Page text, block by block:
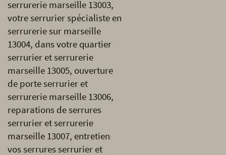
serrurerie marseille 13003,
votre serrurier spécialiste en
serrurerie sur marseille
13004, dans votre quartier
serrurier et serrurerie
marseille 13005, ouverture
de porte serrurier et
serrurerie marseille 13006,
reparations de serrures
serrurier et serrurerie
marseille 13007, entretien
vos serrures serrurier et